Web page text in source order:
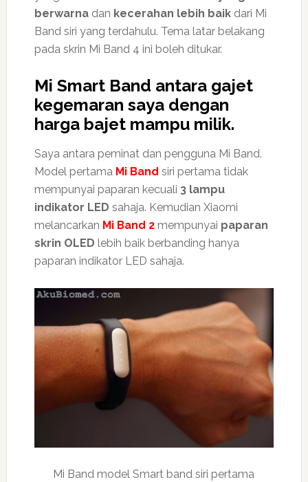
berwarnadan kecerahan lebih baikdari Mi
Band siri yang terdahulu. Tema latar belakang
pada skrin Mi Band 4 ini boleh ditukar.
Mi Smart Band antara gajet
kegemaran saya dengan
harga bajet mampu milik.
Saya antara peminat dan pengguna Mi Band.
Model pertama Mi Band siri pertama tidak
mempunyai paparan kecuali 3 lampu
indikator LED sahaja. Kemudian Xiaomi
melancarkan Mi Band 2mempunyai paparan
skrin OLED lebih baik berbanding hanya
paparan indikator LED sahaja.
Mi Band model Smart band siri pertama